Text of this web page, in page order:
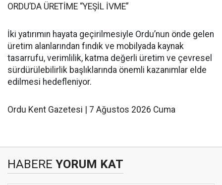
ORDU’DA ÜRETİME “YEŞİL İVME”
İki yatırımın hayata geçirilmesiyle Ordu’nun önde gelen
üretim alanlarından fındık ve mobilyada kaynak
tasarrufu, verimlilik, katma değerli üretim ve çevresel
sürdürülebilirlik başlıklarında önemli kazanımlar elde
edilmesi hedefleniyor.
Ordu Kent Gazetesi | 7 Ağustos 2026 Cuma
HABERE YORUM KAT